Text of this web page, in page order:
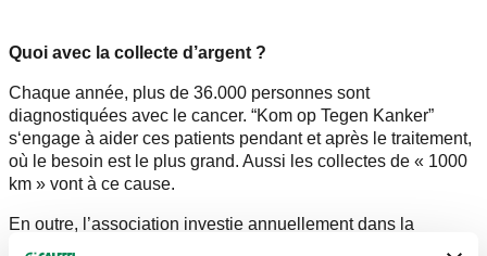
Quoi avec la collecte d’argent ?
Chaque année, plus de 36.000 personnes sont
diagnostiquées avec le cancer. “Kom op Tegen Kanker”
s‘engage à aider ces patients pendant et après le traitement,
où le besoin est le plus grand. Aussi les collectes de « 1000
km » vont à ce cause.
En outre, l’association investie annuellement dans la